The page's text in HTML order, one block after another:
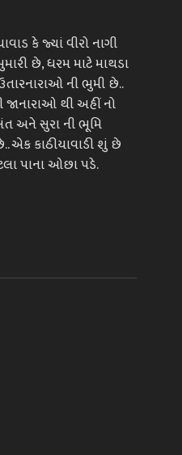
કે જ્યાં વીરો નાગી
છે, ધરમ માટે માથડા
ની ભુમી છે..
થી અહીં નો
અને સુરા ની ભૂમિ
એક કાઠીયાવાડી શું છે
પાના ઓછા પડે.